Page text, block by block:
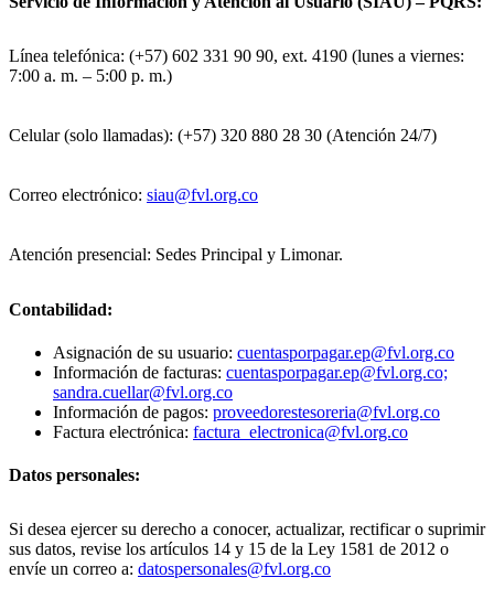
Línea telefónica: (+57) 602 331 90 90, ext. 4190 (lunes a viernes:
7:00 a. m. – 5:00 p. m.)
Celular (solo llamadas): (+57) 320 880 28 30 (Atención 24/7)
Correo electrónico: siau@fvl.org.co
Atención presencial: Sedes Principal y Limonar.
Contabilidad:
Asignación de su usuario: cuentasporpagar.ep@fvl.org.co
Información de facturas: cuentasporpagar.ep@fvl.org.co;
sandra.cuellar@fvl.org.co
Información de pagos: proveedorestesoreria@fvl.org.co
Factura electrónica: factura_electronica@fvl.org.co
Datos personales:
Si desea ejercer su derecho a conocer, actualizar, rectificar o suprimir
sus datos, revise los artículos 14 y 15 de la Ley 1581 de 2012 o
envíe un correo a: datospersonales@fvl.org.co